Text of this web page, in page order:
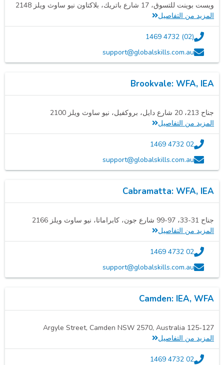
ويست بوينت للتسوق، 17 شارع باتريك، بلاكتاون نيو ساوث ويلز 2148
المزيد من التفاصيل
(02) 4732 1469
support@globalskills.com.au
Brookvale: WFA, IEA
جناح 213، 20 شارع دايل، بروكفيل، نيو ساوث ويلز 2100
المزيد من التفاصيل
02 4732 1469
support@globalskills.com.au
Cabramatta: WFA, IEA
جناح 31-33، 97-99 شارع جون، كابراماتا، نيو ساوث ويلز 2166
المزيد من التفاصيل
02 4732 1469
support@globalskills.com.au
Camden: IEA, WFA
125-127 Argyle Street, Camden NSW 2570, Australia
المزيد من التفاصيل
02 4732 1469